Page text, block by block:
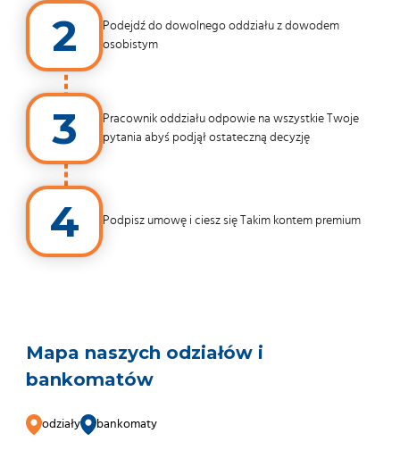
2
Podejdź do dowolnego oddziału z dowodem
osobistym
3
Pracownik oddziału odpowie na wszystkie Twoje
pytania abyś podjął ostateczną decyzję
4 Podpisz umowę i ciesz się Takim kontem premium
Mapa naszych odziałów i
bankomatów
odziały bankomaty